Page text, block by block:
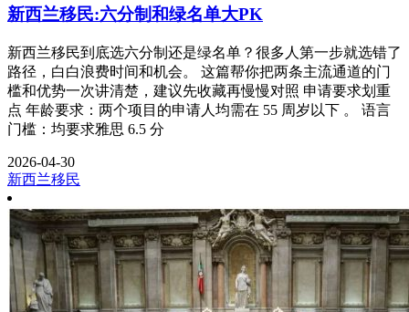
新西兰移民:六分制和绿名单大PK
新西兰移民到底选六分制还是绿名单？很多人第一步就选错了
路径，白白浪费时间和机会。 这篇帮你把两条主流通道的门
槛和优势一次讲清楚，建议先收藏再慢慢对照 申请要求划重
点 年龄要求：两个项目的申请人均需在 55 周岁以下 。 语言
门槛：均要求雅思 6.5 分
2026-04-30
新西兰移民